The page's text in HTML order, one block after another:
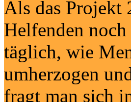
Als das Projekt
Helfenden
täglich, wie
umherzogen
fragt man sich